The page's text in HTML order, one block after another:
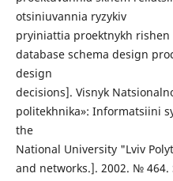
otsiniuvannia ryzykiv
pryiniattia proektnykh
database schema design
design
decisions]. Visnyk
politekhnika»: Informatsiini
the
National University "Lviv
and networks.]. 2002. № 464.